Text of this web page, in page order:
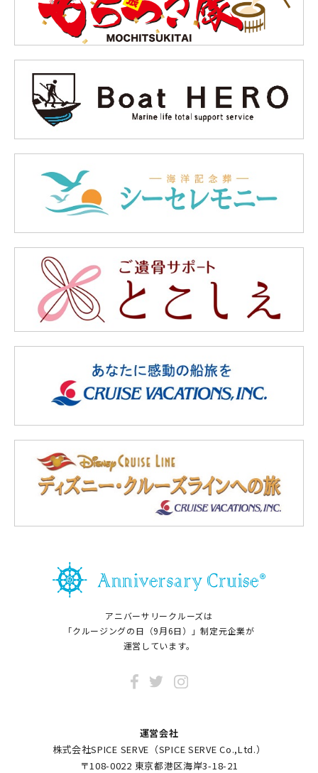
アニバーサリークルーズは
「クルージングの日（9月6日）」制定元企業が
運営しています。
運営会社
株式会社SPICE SERVE（SPICE SERVE Co.,Ltd.）
〒108-0022 東京都港区海岸3-18-21